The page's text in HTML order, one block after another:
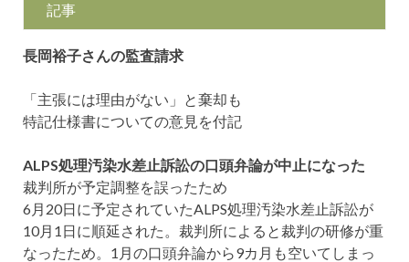
記事
長岡裕子さんの監査請求
「主張には理由がない」と棄却も
特記仕様書についての意見を付記
ALPS処理汚染水差止訴訟の口頭弁論が中止になった
裁判所が予定調整を誤ったため
6月20日に予定されていたALPS処理汚染水差止訴訟が
10月1日に順延された。裁判所によると裁判の研修が重
なったため。1月の口頭弁論から9カ月も空いてしまっ